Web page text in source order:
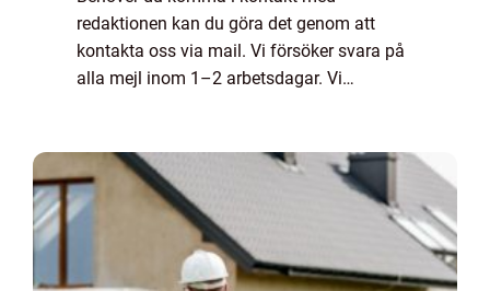
redaktionen kan du göra det genom att
kontakta oss via mail. Vi försöker svara på
alla mejl inom 1–2 arbetsdagar. Vi